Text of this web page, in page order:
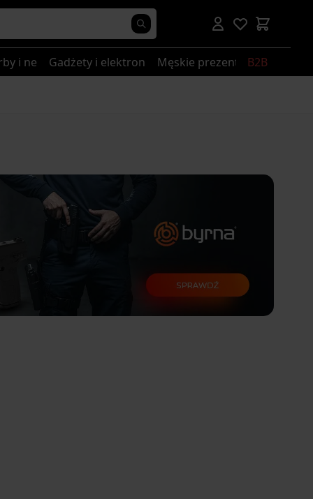
i nerkiGadżety i elektronikaMęskie prezenty B2B